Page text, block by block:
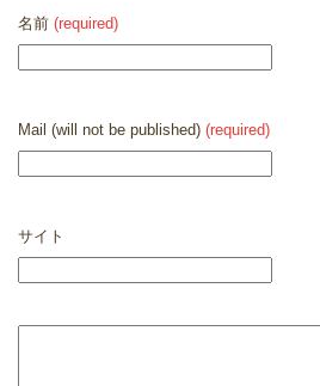
名前 (required)
Mail (will not be published) (required)
サイト